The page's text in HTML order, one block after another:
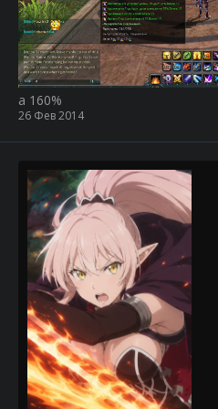
а 160%
26 Фев 2014